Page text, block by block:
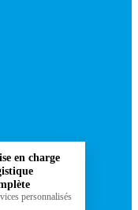
en charge
personnalisés